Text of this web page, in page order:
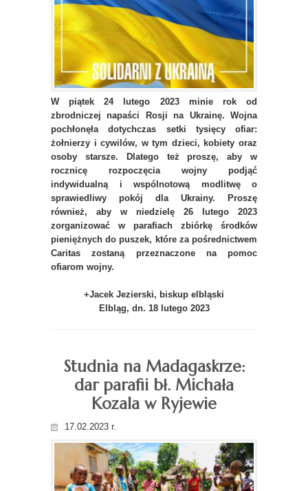
W piątek 24 lutego 2023 minie rok od
zbrodniczej napaści Rosji na Ukrainę. Wojna
pochłonęła dotychczas setki tysięcy ofiar:
żołnierzy i cywilów, w tym dzieci, kobiety oraz
osoby starsze. Dlatego też proszę, aby w
rocznicę rozpoczęcia wojny podjąć
indywidualną i wspólnotową modlitwę o
sprawiedliwy pokój dla Ukrainy. Proszę
również, aby w niedzielę 26 lutego 2023
zorganizować w parafiach zbiórkę środków
pieniężnych do puszek, które za pośrednictwem
Caritas zostaną przeznaczone na pomoc
ofiarom wojny.
+Jacek Jezierski, biskup elbląski
Elbląg, dn. 18 lutego 2023
Studnia na Madagaskrze:
dar parafii bł. Michała
Kozala w Ryjewie
17.02.2023 r.